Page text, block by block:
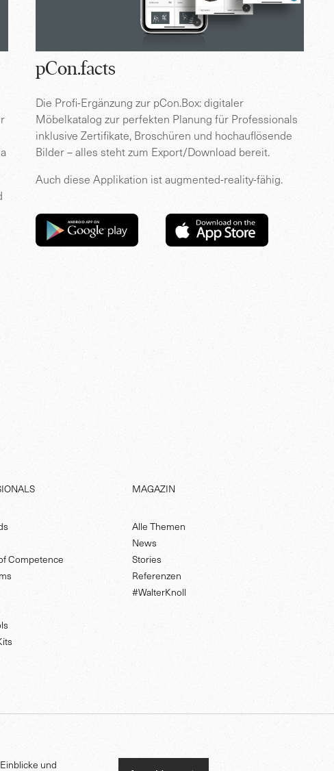
pCon.facts
Die Profi-Ergänzung zur pCon.Box: digitaler
Möbelkatalog zur perfekten Planung für Professionals
inklusive Zertifikate, Broschüren und hochauflösende
Bilder – alles steht zum Export/Download bereit.
Auch diese Applikation ist augmented-reality-fähig.
Competence
MAGAZIN
Alle Themen
News
Stories
Referenzen
#WalterKnoll
und